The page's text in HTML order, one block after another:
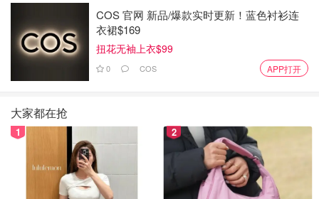
2023温哥华圣诞树商店推荐 - 9个可买
到真树的农场盘点
3626
狗的餐厅，带上你“4条腿朋友” 一起享
COS 官网 新品/爆款实时更新！蓝色衬衫连
衣裙$169
扭花无袖上衣$99
0 COS APP打开
大家都在抢
1 2